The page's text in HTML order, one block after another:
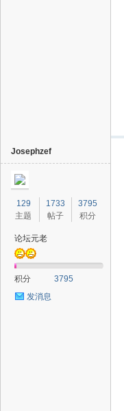
Josephzef
129
主题
1733
帖子
3795
积分
论坛元老
积分
3795
发消息